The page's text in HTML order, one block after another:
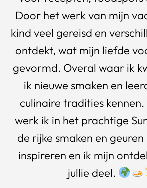
Door het werk van mijn
kind veel gereisd en
ontdekt, wat mijn liefde
gevormd. Overal waar ik
ik nieuwe smaken en
culinaire tradities kennen.
werk ik in het prachtige
de rijke smaken en
inspireren en ik mijn
jullie deel.